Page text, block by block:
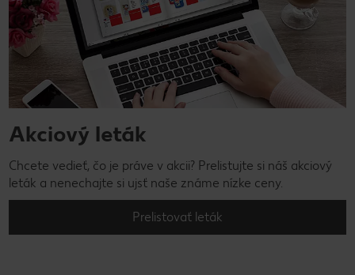
Akciový leták
Chcete vedieť, čo je práve v akcii? Prelistujte si náš akciový
leták a nenechajte si ujsť naše známe nízke ceny.
Prelistovať leták